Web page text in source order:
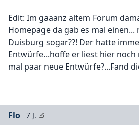
Edit: Im gaaanz altem Forum
Homepage da gab es mal
Duisburg sogar??! Der hatte
Entwürfe...hoffe er liest hier
mal paar neue Entwürfe?...Fand
Flo 7 J.